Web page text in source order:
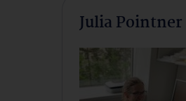
Julia Pointner